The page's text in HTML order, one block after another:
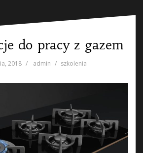
do pracy z gazem
2018 admin szkolenia